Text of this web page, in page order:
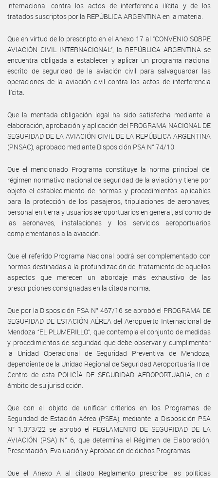
internacional contra los actos de interferencia ilícita y de los
tratados suscriptos por la REPÚBLICA ARGENTINA en la materia.
Que en virtud de lo prescripto en el Anexo 17 al “CONVENIO SOBRE
AVIACIÓN CIVIL INTERNACIONAL”, la REPÚBLICA ARGENTINA se
encuentra obligada a establecer y aplicar un programa nacional
escrito de seguridad de la aviación civil para salvaguardar las
operaciones de la aviación civil contra los actos de interferencia
ilícita.
Que la mentada obligación legal ha sido satisfecha mediante la
elaboración, aprobación y aplicación del PROGRAMA NACIONAL DE
SEGURIDAD DE LA AVIACIÓN CIVIL DE LA REPÚBLICA ARGENTINA
(PNSAC), aprobado mediante Disposición PSA N° 74/10.
Que el mencionado Programa constituye la norma principal del
régimen normativo nacional de seguridad de la aviación y tiene por
objeto el establecimiento de normas y procedimientos aplicables
para la protección de los pasajeros, tripulaciones de aeronaves,
personal en tierra y usuarios aeroportuarios en general, así como de
las aeronaves, instalaciones y los servicios aeroportuarios
complementarios a la aviación.
Que el referido Programa Nacional podrá ser complementado con
normas destinadas a la profundización del tratamiento de aquellos
aspectos que merecen un abordaje más exhaustivo de las
prescripciones consignadas en la citada norma.
Que por la Disposición PSA N° 467/16 se aprobó el PROGRAMA DE
SEGURIDAD DE ESTACIÓN AÉREA del Aeropuerto Internacional de
Mendoza “EL PLUMERILLO”, que contempla el conjunto de medidas
y procedimientos de seguridad que debe observar y cumplimentar
la Unidad Operacional de Seguridad Preventiva de Mendoza,
dependiente de la Unidad Regional de Seguridad Aeroportuaria II del
Centro de esta POLICÍA DE SEGURIDAD AEROPORTUARIA, en el
ámbito de su jurisdicción.
Que con el objeto de unificar criterios en los Programas de
Seguridad de Estación Aérea (PSEA), mediante la Disposición PSA
N° 1.073/22 se aprobó el REGLAMENTO DE SEGURIDAD DE LA
AVIACIÓN (RSA) N° 6, que determina el Régimen de Elaboración,
Presentación, Evaluación y Aprobación de dichos Programas.
Que el Anexo A al citado Reglamento prescribe las políticas